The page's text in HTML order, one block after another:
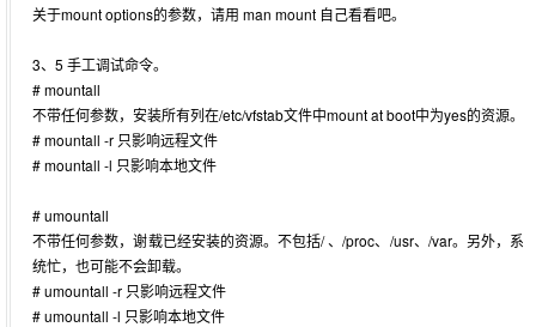
关于mount options的参数，请用 man mount 自己看看吧。
3、5 手工调试命令。
# mountall
不带任何参数，安装所有列在/etc/vfstab文件中mount at boot中为yes的资源。
# mountall -r 只影响远程文件
# mountall -l 只影响本地文件
# umountall
不带任何参数，谢载已经安装的资源。不包括/ 、/proc、/usr、/var。另外，系
统忙，也可能不会卸载。
# umountall -r 只影响远程文件
# umountall -l 只影响本地文件